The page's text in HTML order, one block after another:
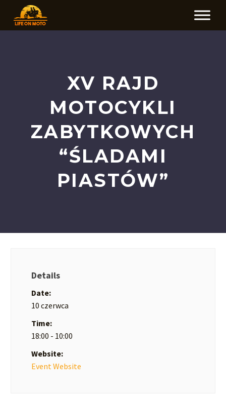
XV RAJD
MOTOCYKLI
ZABYTKOWYCH
“ŚLADAMI
PIASTÓW”
Details
Date:
10 czerwca
Time:
18:00 - 10:00
Website:
Event Website